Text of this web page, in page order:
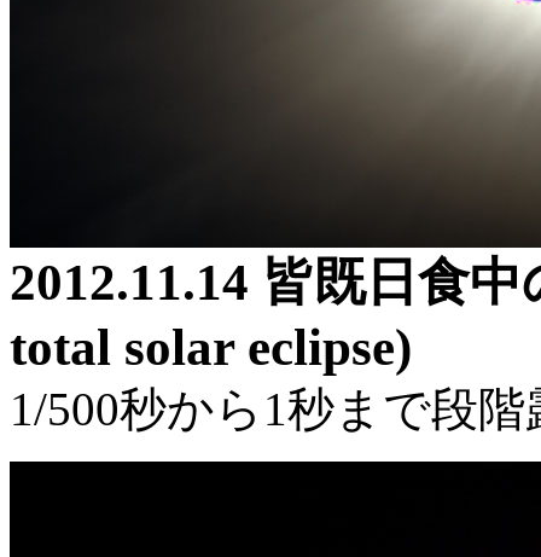
2012.11.14 皆既日食
total solar eclipse)
1/500秒から1秒まで段階